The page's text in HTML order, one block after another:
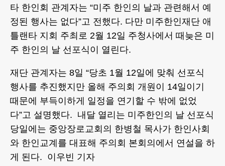
타 한인회 관계자는 “미주 한인의 날과 관련해서 예
정된 행사는 없다”고 전했다. 다만 미주한인재단 애
틀랜타 지회 주최로 2월 12일 주청사에서 때늦은 미
주 한인의 날 선포식이 열린다.
재단 관계자는 8일 “당초 1월 12일에 맞춰 선포식
행사를 추진했지만 올해 주의회 개원이 14일이기
때문에 부득이하게 일정을 연기할 수 밖에 없었
다”고 설명했다. 내달 열리는 미주한인의 날 선포식
당일에는 중앙장로교회의 한병철 목사가 한인사회
와 한인교계를 대표해 주의회 본회의에서 연설을 하
게 된다. 이우빈 기자